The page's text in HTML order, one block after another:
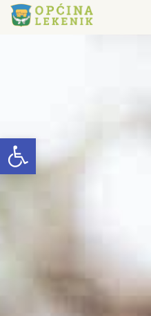
Open toolbar